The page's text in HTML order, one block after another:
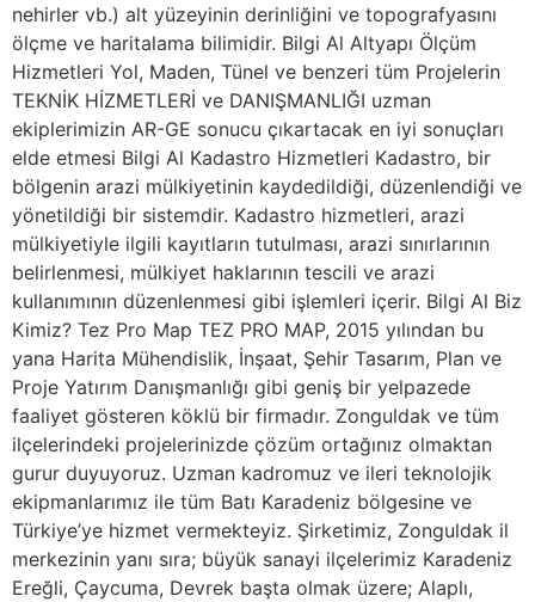
nehirler vb.) alt yüzeyinin derinliğini ve topografyasını
ölçme ve haritalama bilimidir. Bilgi Al Altyapı Ölçüm
Hizmetleri Yol, Maden, Tünel ve benzeri tüm Projelerin
TEKNİK HİZMETLERİ ve DANIŞMANLIĞI uzman
ekiplerimizin AR-GE sonucu çıkartacak en iyi sonuçları
elde etmesi Bilgi Al Kadastro Hizmetleri Kadastro, bir
bölgenin arazi mülkiyetinin kaydedildiği, düzenlendiği ve
yönetildiği bir sistemdir. Kadastro hizmetleri, arazi
mülkiyetiyle ilgili kayıtların tutulması, arazi sınırlarının
belirlenmesi, mülkiyet haklarının tescili ve arazi
kullanımının düzenlenmesi gibi işlemleri içerir. Bilgi Al Biz
Kimiz? Tez Pro Map TEZ PRO MAP, 2015 yılından bu
yana Harita Mühendislik, İnşaat, Şehir Tasarım, Plan ve
Proje Yatırım Danışmanlığı gibi geniş bir yelpazede
faaliyet gösteren köklü bir firmadır. Zonguldak ve tüm
ilçelerindeki projelerinizde çözüm ortağınız olmaktan
gurur duyuyoruz. Uzman kadromuz ve ileri teknolojik
ekipmanlarımız ile tüm Batı Karadeniz bölgesine ve
Türkiye’ye hizmet vermekteyiz. Şirketimiz, Zonguldak il
merkezinin yanı sıra; büyük sanayi ilçelerimiz Karadeniz
Ereğli, Çaycuma, Devrek başta olmak üzere; Alaplı,